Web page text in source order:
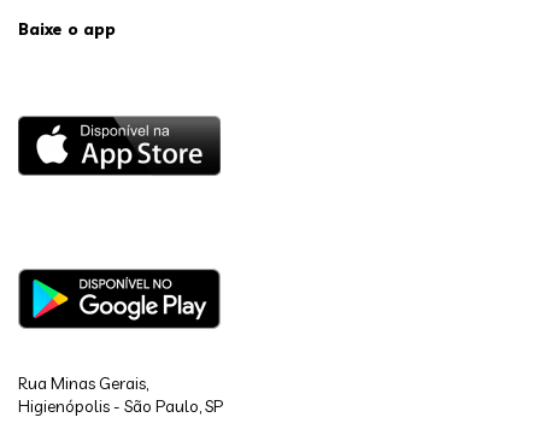
Baixe o app
Rua Minas Gerais,
Higienópolis - São Paulo, SP